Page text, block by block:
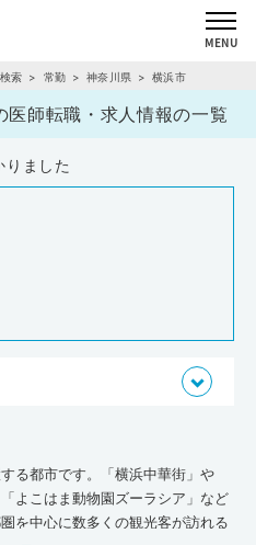
索 常勤 神奈川県 横浜市
師転職・求人情報の一覧
りました
る都市です。「横浜中華街」や
よこはま動物園ズーラシア」など
を中心に数多くの観光客が訪れる